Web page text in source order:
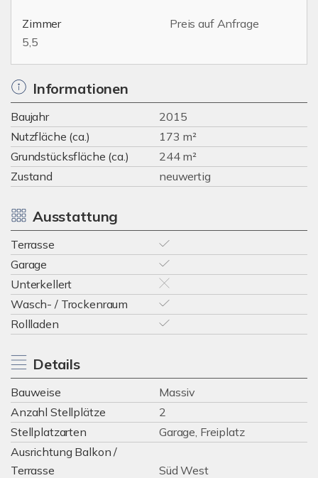
Zimmer
5,5
Preis auf Anfrage
Informationen
Baujahr
2015
Nutzfläche (ca.)
173 m²
Grundstücksfläche (ca.)
244 m²
Zustand
neuwertig
Ausstattung
Terrasse
Garage
Unterkellert
Wasch- / Trockenraum
Rollladen
Details
Bauweise
Massiv
Anzahl Stellplätze
2
Stellplatzarten
Garage, Freiplatz
Ausrichtung Balkon /
Terrasse
Süd West